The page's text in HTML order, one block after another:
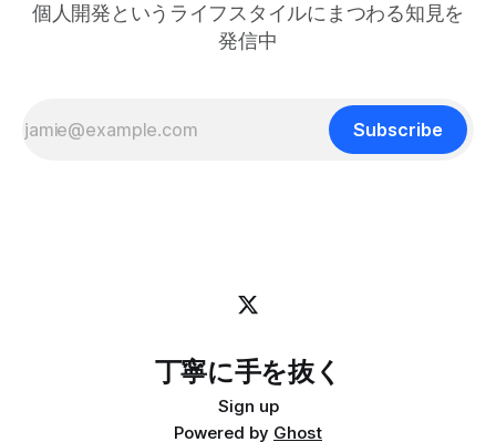
ドを使うとポップアップウィンドウを表示でき、ちょっとし
たツールにすぐアクセスするのに便利です。 僕はlazygitで
個人開発というライフスタイルにまつわる知見を
発信中
Subscribe
丁寧に手を抜く
Sign up
Powered by Ghost